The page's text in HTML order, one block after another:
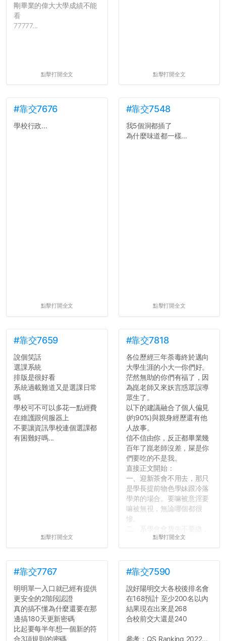
剛畢業的偉大大學成績不能
看
77777...
點擊打開全文 點擊打開全文
#靠交7676
學校行政...
點擊打開全文
#靠交7548
我5個洞都插了
為什麼味道都一樣...
點擊打開全文
#靠交7659
說個笑話
選課系統
排版是很好看
系統過載難道又是選課日常
嗎
學校可不可以多花一點經費
在維護跟伺服器上
不要讓資訊學校連個選課都
有困難好嗎...
點擊打開全文
#靠交7818
各位歷經三年荼毒終於邁向
大學生涯的小大一你們好。
茫然無助的你們有福了，因
為崑老師又來妖言惑眾誤導
眾生了。
以下的建議融合了個人偏見
(約90%)與親身經歷還有他
人故事。
信不信由你，反正都畢業幾
百年了崑老師沒差，屎是你
們要吃的不是我。
直接正文開始：
一、迎新茶會不用去，那只
是學長提前物色學妹跟冷落
學弟的場合。要嘛被意淫要
嘛被無視，無論哪個都很
慘。
很多人一路輕鬆自在到畢業
上早八的毅力跟每年的新年
新希望一樣不持久。
四、不要當班代。不要當班
代。不要當班代。
五、每天都能穿便服上學好
像很爽，切記不要把自己混
點擊打開全文
#靠交7767
明明單一入口就已經有提供
更安全的2階段認證
真的搞不懂為什麼還要在那
邊搞180天更新密碼
比起要每半年想一個新的符
合3項規則的密碼
#靠交7590
說好陽明交大各校後排名會
在168預計 至少200名以內
結果現在出來是268
合校前交大還是240
參考：QS Ranking 2022...